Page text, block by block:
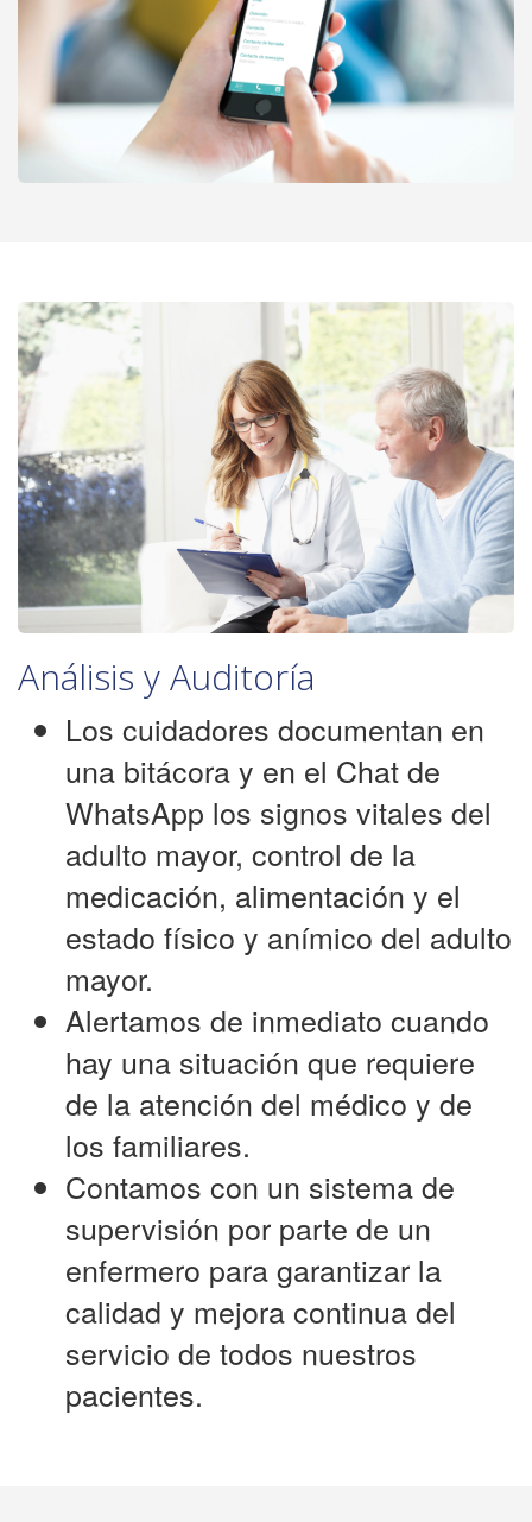
Análisis y Auditoría
Los cuidadores documentan en
una bitácora y en el Chat de
WhatsApp los signos vitales del
adulto mayor, control de la
medicación, alimentación y el
estado físico y anímico del adulto
mayor.
Alertamos de inmediato cuando
hay una situación que requiere
de la atención del médico y de
los familiares.
Contamos con un sistema de
supervisión por parte de un
enfermero para garantizar la
calidad y mejora continua del
servicio de todos nuestros
pacientes.